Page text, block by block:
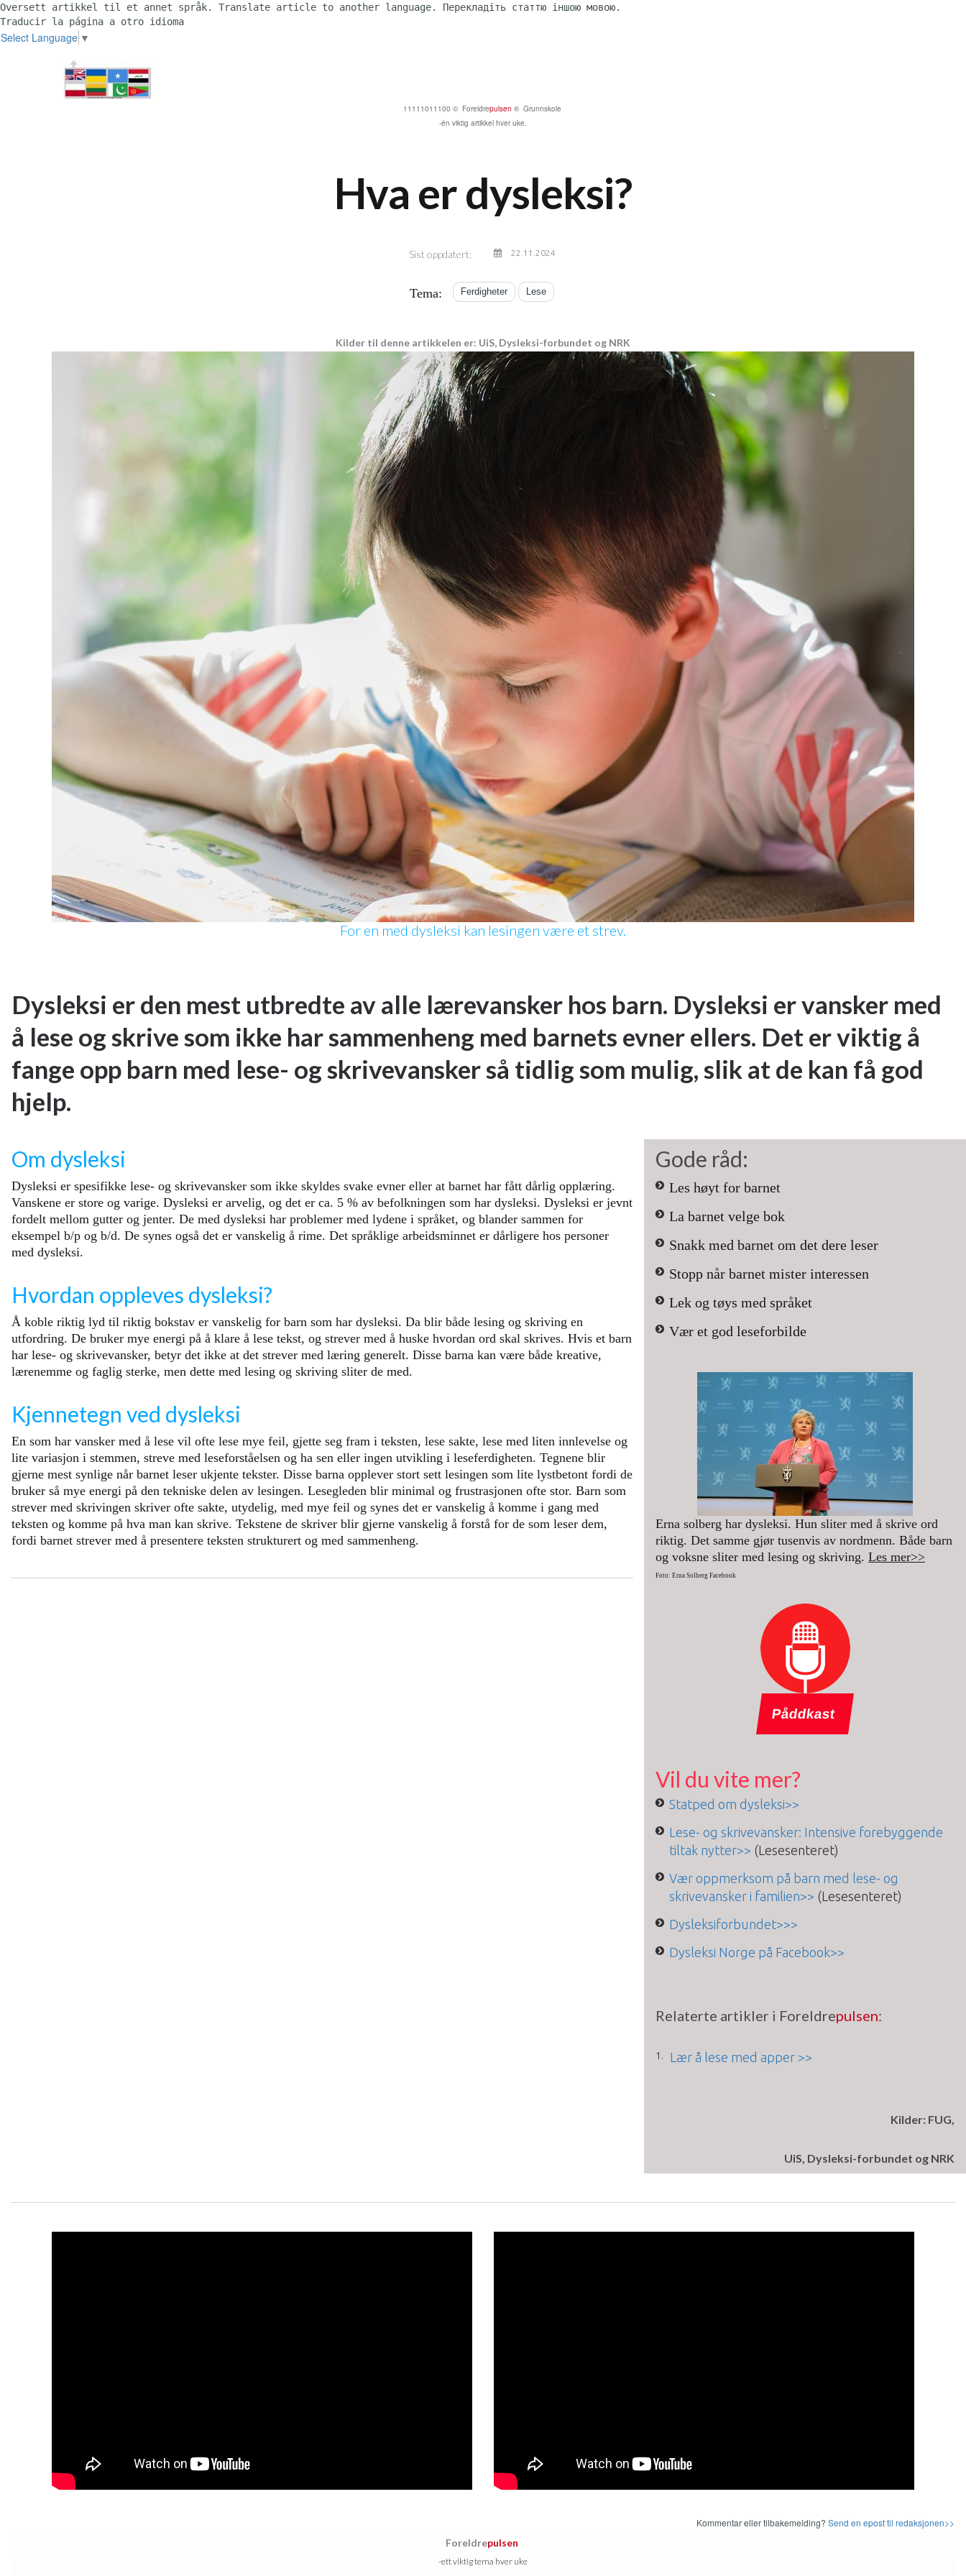
Oversett artikkel til et annet språk. Translate article to another language. Перекладіть статтю іншою мовою.
Traducir la página a otro idioma
Select Language ▼
11111011100 © Foreldrepulsen ® Grunnskole
-én viktig artikkel hver uke.
Hva er dysleksi?
Sist oppdatert: 22.11.2024
Tema: Ferdigheter Lese
Kilder til denne artikkelen er: UiS, Dysleksi-forbundet og NRK
For en med dysleksi kan lesingen være et strev.
Dysleksi er den mest utbredte av alle lærevansker hos barn. Dysleksi er vansker med
å lese og skrive som ikke har sammenheng med barnets evner ellers. Det er viktig å
fange opp barn med lese- og skrivevansker så tidlig som mulig, slik at de kan få god
hjelp.
Om dysleksi
Dysleksi er spesifikke lese- og skrivevansker som ikke skyldes svake evner eller at barnet har fått dårlig opplæring.
Vanskene er store og varige. Dysleksi er arvelig, og det er ca. 5 % av befolkningen som har dysleksi. Dysleksi er jevnt
fordelt mellom gutter og jenter. De med dysleksi har problemer med lydene i språket, og blander sammen for
eksempel b/p og b/d. De synes også det er vanskelig å rime. Det språklige arbeidsminnet er dårligere hos personer
med dysleksi.
Hvordan oppleves dysleksi?
Å koble riktig lyd til riktig bokstav er vanskelig for barn som har dysleksi. Da blir både lesing og skriving en
utfordring. De bruker mye energi på å klare å lese tekst, og strever med å huske hvordan ord skal skrives. Hvis et barn
har lese- og skrivevansker, betyr det ikke at det strever med læring generelt. Disse barna kan være både kreative,
lærenemme og faglig sterke, men dette med lesing og skriving sliter de med.
Kjennetegn ved dysleksi
En som har vansker med å lese vil ofte lese mye feil, gjette seg fram i teksten, lese sakte, lese med liten innlevelse og
lite variasjon i stemmen, streve med leseforståelsen og ha sen eller ingen utvikling i leseferdigheten. Tegnene blir
gjerne mest synlige når barnet leser ukjente tekster. Disse barna opplever stort sett lesingen som lite lystbetont fordi de
bruker så mye energi på den tekniske delen av lesingen. Lesegleden blir minimal og frustrasjonen ofte stor. Barn som
strever med skrivingen skriver ofte sakte, utydelig, med mye feil og synes det er vanskelig å komme i gang med
teksten og komme på hva man kan skrive. Tekstene de skriver blir gjerne vanskelig å forstå for de som leser dem,
fordi barnet strever med å presentere teksten strukturert og med sammenheng.
Gode råd:
Les høyt for barnet
La barnet velge bok
Snakk med barnet om det dere leser
Stopp når barnet mister interessen
Lek og tøys med språket
Vær et god leseforbilde
Erna solberg har dysleksi. Hun sliter med å skrive ord
riktig. Det samme gjør tusenvis av nordmenn. Både barn
og voksne sliter med lesing og skriving. Les mer>>
Foto: Erna Solberg Facebook
Påddkast
Vil du vite mer?
Statped om dysleksi>>
Lese- og skrivevansker: Intensive forebyggende
tiltak nytter>> (Lesesenteret)
Vær oppmerksom på barn med lese- og
skrivevansker i familien>> (Lesesenteret)
Dysleksiforbundet>>>
Dysleksi Norge på Facebook>>
Relaterte artikler i Foreldrepulsen:
Lær å lese med apper >>
Kilder: FUG,
UiS, Dysleksi-forbundet og NRK
Kommentar eller tilbakemelding? Send en epost til redaksjonen>>
Foreldrepulsen
-ett viktig tema hver uke